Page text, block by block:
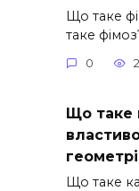
Що таке
таке
0
Що таке
Що таке